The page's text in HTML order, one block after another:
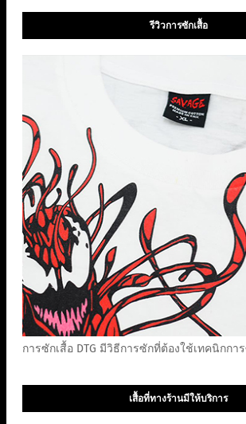
รีวิวการซักเสื้อ
การซักเสื้อ DTG มีวิธีการซักที่ต้องใช้เทคนิกก
เสื้อที่ทางร้านมีให้บริการ